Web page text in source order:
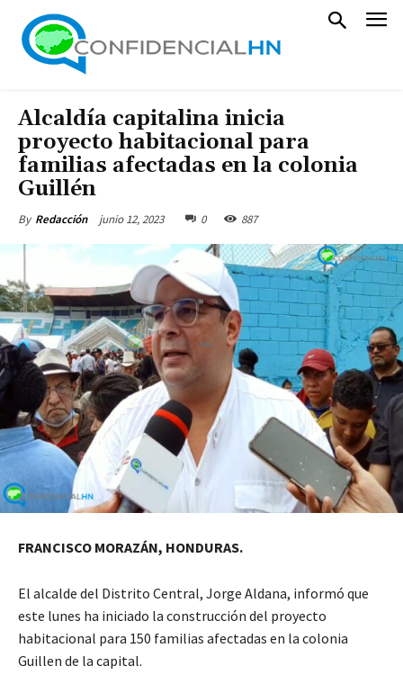
Alcaldía capitalina inicia
proyecto habitacional para
familias afectadas en la colonia
Guillén
By Redacción junio 12, 2023 0 887
FRANCISCO MORAZÁN, HONDURAS.
El alcalde del Distrito Central, Jorge Aldana, informó que
este lunes ha iniciado la construcción del proyecto
habitacional para 150 familias afectadas en la colonia
Guillen de la capital.